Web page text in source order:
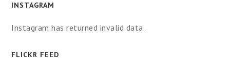
INSTAGRAM
Instagram has returned invalid data.
FLICKR FEED